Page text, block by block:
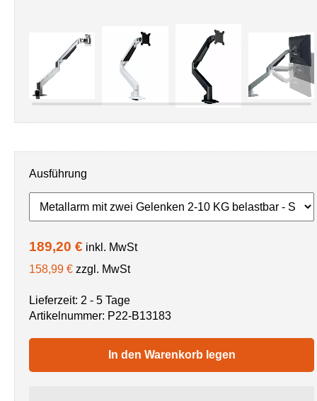
Ausführung
189,20 € inkl. MwSt
158,99 € zzgl. MwSt
Lieferzeit: 2 - 5 Tage
Artikelnummer: P22-B13183
In den Warenkorb legen